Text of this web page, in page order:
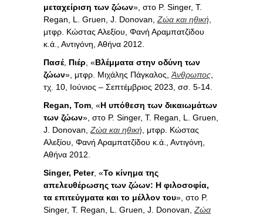
μεταχείριση των ζώων», στο P. Singer, T.
Regan, L. Gruen, J. Donovan, Ζώα και ηθική
μτφρ. Κώστας Αλεξίου, Φανή Αραμπατζίδου
κ.ά., Αντιγόνη, Αθήνα 2012.
Πασέ, Πιέρ , «Βλέμματα στην οδύνη των
ζώων», μτφρ. Μιχάλης Πάγκαλος, Άνθρωπος
τχ. 10, Ιούνιος – Σεπτέμβριος 2023, σσ. 5-14.
Regan, Tom , «Η υπόθεση των δικαιωμάτων
των ζώων», στο P. Singer, T. Regan, L. Gruen,
J. Donovan, Ζώα και ηθική , μτφρ. Κώστας
Αλεξίου, Φανή Αραμπατζίδου κ.ά., Αντιγόνη,
Αθήνα 2012.
Singer, Peter, «Το κίνημα της
απελευθέρωσης των ζώων: Η φιλοσοφία,
τα επιτεύγματα και το μέλλον του», στο P.
Singer, T. Regan, L. Gruen, J. Donovan, Ζώα